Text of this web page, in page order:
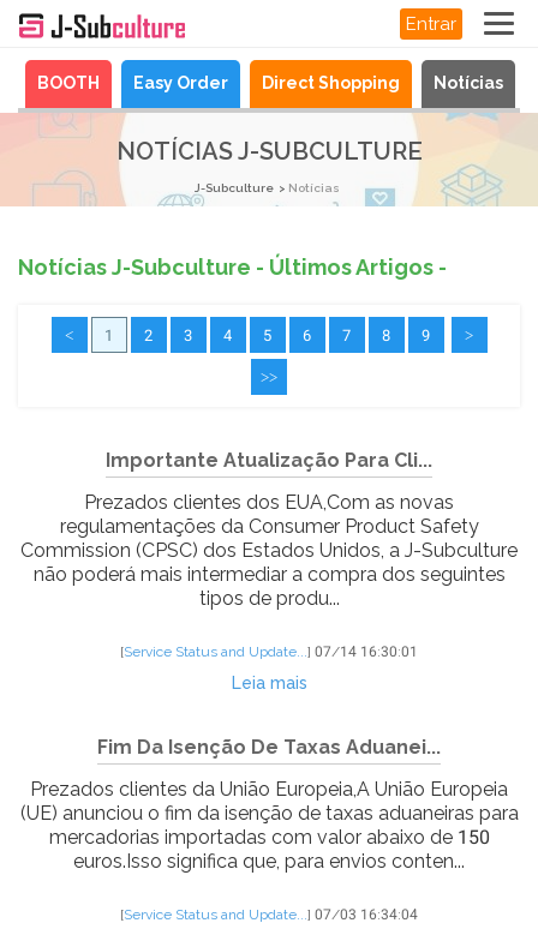
Entrar
BOOTH Easy Order Direct Shopping Notícias
NOTÍCIAS J-SUBCULTURE
J-Subculture Notícias
Notícias J-Subculture - Últimos Artigos -
< 1 2 3 4 5 6 7 8 9 >
>>
Importante Atualização Para Cli...
Prezados clientes dos EUA,Com as novas
regulamentações da Consumer Product Safety
Commission (CPSC) dos Estados Unidos, a J-Subculture
não poderá mais intermediar a compra dos seguintes
tipos de produ...
[Service Status and Update...] 07/14 16:30:01
Leia mais
Fim Da Isenção De Taxas Aduanei...
Prezados clientes da União Europeia,A União Europeia
(UE) anunciou o fim da isenção de taxas aduaneiras para
mercadorias importadas com valor abaixo de 150
euros.Isso significa que, para envios conten...
[Service Status and Update...] 07/03 16:34:04